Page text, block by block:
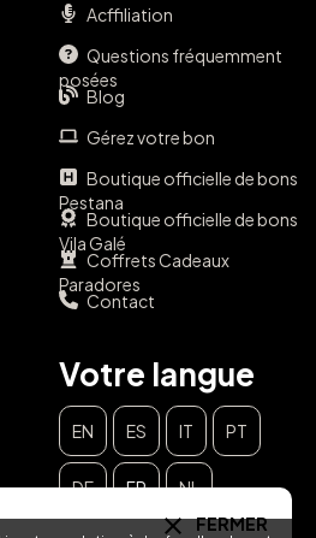
Acffiliation
Questions fréquemment
posées
Blog
Gérez votre bon
Boutique officielle de bons
Pestana
Boutique officielle de bons
Vila Galé
Coffrets Cadeaux
Paradores
Contact
Votre langue
EN ES IT PT
DE FR
NL
FERMER